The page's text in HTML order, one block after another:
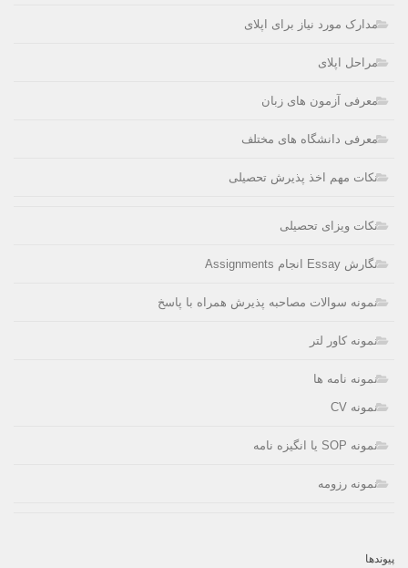
مدارک مورد نیاز برای اپلای
مراحل اپلای
معرفی آزمون های زبان
معرفی دانشگاه های مختلف
نکات مهم اخذ پذیرش تحصیلی
نکات ویزای تحصیلی
نگارش Essay انجام Assignments
نمونه سوالات مصاحبه پذیرش همراه با پاسخ
نمونه کاور لتر
نمونه نامه ها
نمونه CV
نمونه SOP یا انگیزه نامه
نمونه رزومه
پیوندها